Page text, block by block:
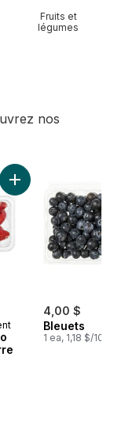
Fruits et
légumes
nos
désossée et
Ajouter Fraises
4,00 $
Bleuets
1 ea, 1,18 $/